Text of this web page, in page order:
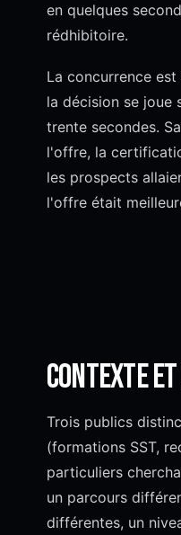
en quelques
rédhibitoire.
La concurrence
la décision se joue
trente secondes.
l'offre, la
les prospects
l'offre était
Contexte
Trois publics
(formations SST,
particuliers
un parcours
différentes, un